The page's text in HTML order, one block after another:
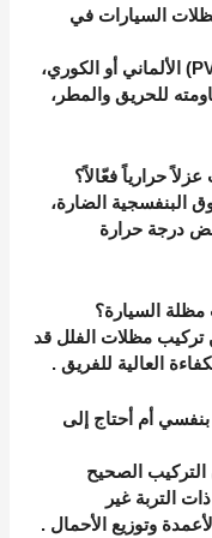
السيارات في
أفضل الأنواع هو قماش البي في سي (PVC) الألماني أو الكوري،
للحريق والمطر،
حرارياً فعّالاً؟
البنفسجية الضارة،
درجة حرارة
السيارة؟
مظلات الفلل قد
العالية للفريق.
أم أحتاج إلى
الصحيح
التربة غير
وتوزيع الأحمال.